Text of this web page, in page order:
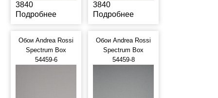
3840
Подробнее
3840
Подробнее
Обои Andrea Rossi
Spectrum Box
54459-6
Обои Andrea Rossi
Spectrum Box
54459-8